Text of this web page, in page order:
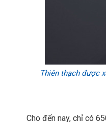
Thiên thạch được
Cho đến nay, chỉ có